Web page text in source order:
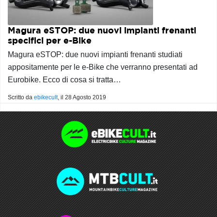
Magura eSTOP: due nuovi impianti frenanti
specifici per e-Bike
Magura eSTOP: due nuovi impianti frenanti studiati
appositamente per le e-Bike che verranno presentati ad
Eurobike. Ecco di cosa si tratta…
Scritto da ebikecult, il 28 Agosto 2019